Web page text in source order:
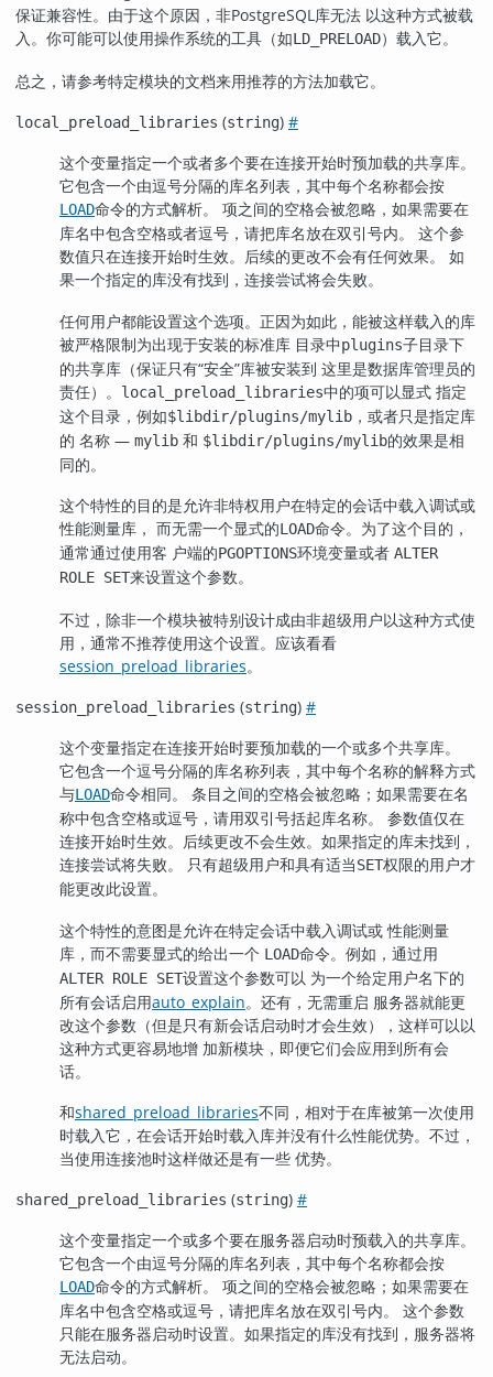
保证兼容性。由于这个原因，非PostgreSQL库无法 以这种方式被载
入。你可能可以使用操作系统的工具（如LD_PRELOAD）载入它。
总之，请参考特定模块的文档来用推荐的方法加载它。
local_preload_libraries (string) #
这个变量指定一个或者多个要在连接开始时预加载的共享库。
它包含一个由逗号分隔的库名列表，其中每个名称都会按
LOAD命令的方式解析。 项之间的空格会被忽略，如果需要在
库名中包含空格或者逗号，请把库名放在双引号内。 这个参
数值只在连接开始时生效。后续的更改不会有任何效果。 如
果一个指定的库没有找到，连接尝试将会失败。
任何用户都能设置这个选项。正因为如此，能被这样载入的库
被严格限制为出现于安装的标准库 目录中plugins子目录下
的共享库（保证只有“安全”库被安装到 这里是数据库管理员的
责任）。
local_preload_libraries中的项可以显式 指定
这个目录，例如$libdir/plugins/mylib ，或者只是指定库
的 名称 — mylib 和 $libdir/plugins/mylib的效果是相
同的。
这个特性的目的是允许非特权用户在特定的会话中载入调试或
性能测量库， 而无需一个显式的LOAD命令。为了这个目的，
通常通过使用客 户端的PGOPTIONS环境变量或者 ALTER
ROLE SET来设置这个参数。
不过，除非一个模块被特别设计成由非超级用户以这种方式使
用，通常不推荐使用这个设置。应该看看
session_preload_libraries。
session_preload_libraries (string) #
这个变量指定在连接开始时要预加载的一个或多个共享库。
它包含一个逗号分隔的库名称列表，其中每个名称的解释方式
与LOAD命令相同。 条目之间的空格会被忽略；如果需要在名
称中包含空格或逗号，请用双引号括起库名称。 参数值仅在
连接开始时生效。后续更改不会生效。如果指定的库未找到，
连接尝试将失败。 只有超级用户和具有适当SET权限的用户才
能更改此设置。
这个特性的意图是允许在特定会话中载入调试或 性能测量
库，而不需要显式的给出一个 LOAD命令。例如，通过用
ALTER ROLE SET设置这个参数可以 为一个给定用户名下的
所有会话启用auto_explain。还有，无需重启 服务器就能更
改这个参数（但是只有新会话启动时才会生效），这样可以以
这种方式更容易地增 加新模块，即便它们会应用到所有会
话。
和shared_preload_libraries不同，相对于在库被第一次使用
时载入它，在会话开始时载入库并没有什么性能优势。不过，
当使用连接池时这样做还是有一些 优势。
shared_preload_libraries (string) #
这个变量指定一个或多个要在服务器启动时预载入的共享库。
它包含一个由逗号分隔的库名列表，其中每个名称都会按
LOAD命令的方式解析。 项之间的空格会被忽略；如果需要在
库名中包含空格或逗号，请把库名放在双引号内。 这个参数
只能在服务器启动时设置。如果指定的库没有找到，服务器将
无法启动。